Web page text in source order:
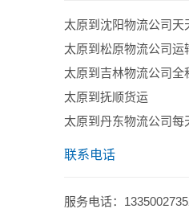
太原到沈阳物流公司天
太原到松原物流公司运
太原到吉林物流公司全
太原到抚顺货运
太原到丹东物流公司每
联系电话
服务电话：